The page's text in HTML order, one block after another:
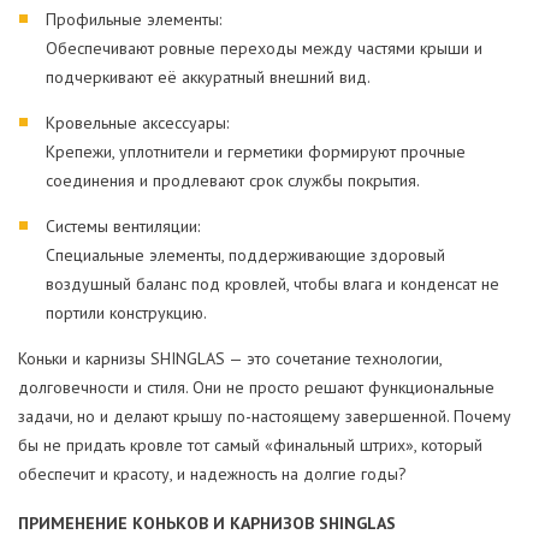
Профильные элементы:
Обеспечивают ровные переходы между частями крыши и
подчеркивают её аккуратный внешний вид.
Кровельные аксессуары:
Крепежи, уплотнители и герметики формируют прочные
соединения и продлевают срок службы покрытия.
Системы вентиляции:
Специальные элементы, поддерживающие здоровый
воздушный баланс под кровлей, чтобы влага и конденсат не
портили конструкцию.
Коньки и карнизы SHINGLAS — это сочетание технологии,
долговечности и стиля. Они не просто решают функциональные
задачи, но и делают крышу по-настоящему завершенной. Почему
бы не придать кровле тот самый «финальный штрих», который
обеспечит и красоту, и надежность на долгие годы?
ПРИМЕНЕНИЕ КОНЬКОВ И КАРНИЗОВ SHINGLAS